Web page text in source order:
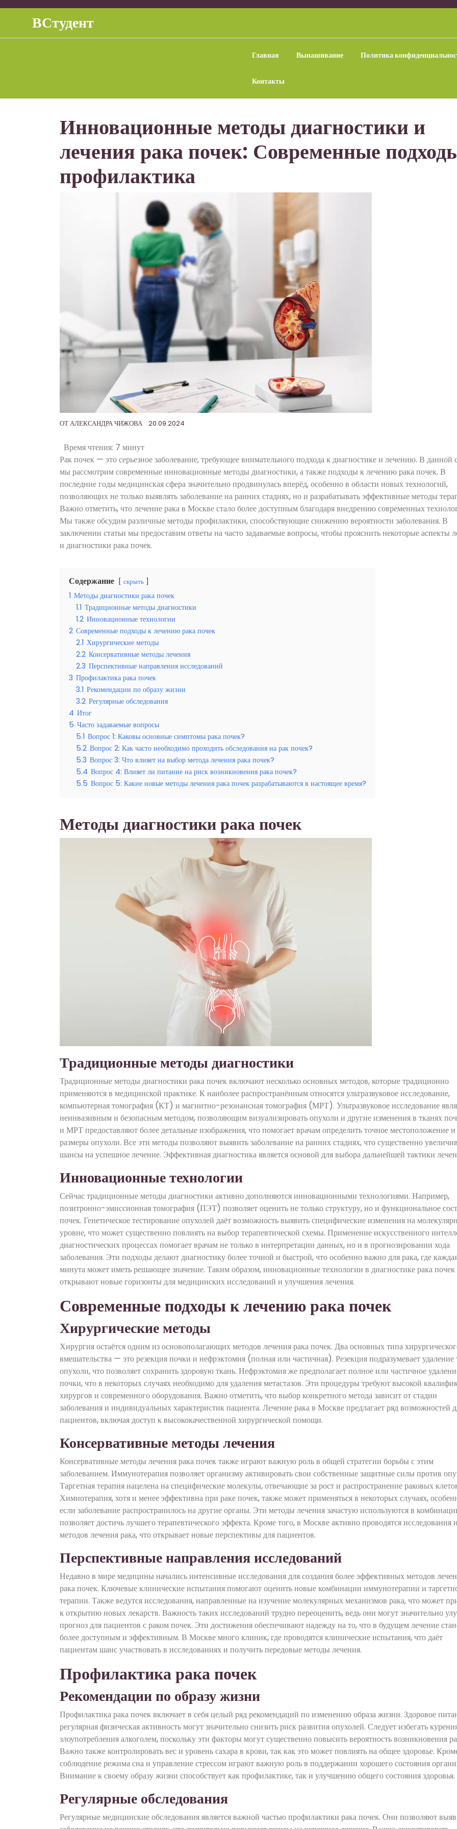
Перейти
содержимомуВСтудент
Главная Вынашивание Политика
Контакты
Инновационные методы диагностики и
лечения рака почек: Современные
профилактика
ОТАЛЕКСАНДРА ЧИЖОВА 20.09.2024
Время чтения: 7 минут
Рак почек — это серьезное заболевание, требующее внимательного подхода к диагностике и лечению. В данной
мы рассмотрим современные инновационные методы диагностики, а также подходы к лечению рака почек. В
последние годы медицинская сфера значительно продвинулась вперёд, особенно в области новых технологий,
позволяющих не только выявлять заболевание на ранних стадиях, но и разрабатывать эффективные методы
Важно отметить, что лечение рака в Москве стало более доступным благодаря внедрению современных
Мы также обсудим различные методы профилактики, способствующие снижению вероятности заболевания. В
заключении статьи мы предоставим ответы на часто задаваемые вопросы, чтобы прояснить некоторые аспекты
и диагностики рака почек.
Содержание скрыть
1 Методы диагностики рака почек
1.1 Традиционные методы диагностики
1.2 Инновационные технологии
2 Современные подходы к лечению рака почек
2.1 Хирургические методы
2.2 Консервативные методы лечения
2.3 Перспективные направления исследований
3 Профилактика рака почек
3.1 Рекомендации по образу жизни
3.2 Регулярные обследования
4 Итог
5 Часто задаваемые вопросы
5.1 Вопрос 1: Каковы основные симптомы рака почек?
5.2 Вопрос 2: Как часто необходимо проходить обследования на рак почек?
5.3 Вопрос 3: Что влияет на выбор метода лечения рака почек?
5.4 Вопрос 4: Влияет ли питание на риск возникновения рака почек?
5.5 Вопрос 5: Какие новые методы лечения рака почек разрабатываются в настоящее время?
Методы диагностики рака почек
Традиционные методы диагностики
Традиционные методы диагностики рака почек включают несколько основных методов, которые традиционно
применяются в медицинской практике. К наиболее распространённым относятся ультразвуковое исследование,
компьютерная томография (КТ) и магнитно-резонансная томография (МРТ). Ультразвуковое исследование
неинвазивным и безопасным методом, позволяющим визуализировать опухоли и другие изменения в тканях
и МРТ предоставляют более детальные изображения, что помогает врачам определить точное местоположение и
размеры опухоли. Все эти методы позволяют выявить заболевание на ранних стадиях, что существенно
шансы на успешное лечение. Эффективная диагностика является основой для выбора дальнейшей тактики
Инновационные технологии
Сейчас традиционные методы диагностики активно дополняются инновационными технологиями. Например,
позитронно-эмиссионная томография (ПЭТ) позволяет оценить не только структуру, но и функциональное
почек. Генетическое тестирование опухолей даёт возможность выявить специфические изменения на
уровне, что может существенно повлиять на выбор терапевтической схемы. Применение искусственного
диагностических процессах помогает врачам не только в интерпретации данных, но и в прогнозировании хода
заболевания. Эти подходы делают диагностику более точной и быстрой, что особенно важно для рака, где
минута может иметь решающее значение. Таким образом, инновационные технологии в диагностике рака почек
открывают новые горизонты для медицинских исследований и улучшения лечения.
Современные подходы к лечению рака почек
Хирургические методы
Хирургия остаётся одним из основополагающих методов лечения рака почек. Два основных типа
вмешательства — это резекция почки и нефрэктомия (полная или частичная). Резекция подразумевает удаление
опухоли, что позволяет сохранить здоровую ткань. Нефрэктомия же предполагает полное или частичное
почки, что в некоторых случаях необходимо для удаления метастазов. Эти процедуры требуют высокой
хирургов и современного оборудования. Важно отметить, что выбор конкретного метода зависит от стадии
заболевания и индивидуальных характеристик пациента. Лечение рака в Москве предлагает ряд возможностей
пациентов, включая доступ к высококачественной хирургической помощи.
Консервативные методы лечения
Консервативные методы лечения рака почек также играют важную роль в общей стратегии борьбы с этим
заболеванием. Иммунотерапия позволяет организму активировать свои собственные защитные силы против
Таргетная терапия нацелена на специфические молекулы, отвечающие за рост и распространение раковых
Химиотерапия, хотя и менее эффективна при раке почек, также может применяться в некоторых случаях,
если заболевание распространилось на другие органы. Эти методы лечения зачастую используются в
позволяет достичь лучшего терапевтического эффекта. Кроме того, в Москве активно проводятся исследования
методов лечения рака, что открывает новые перспективы для пациентов.
Перспективные направления исследований
Недавно в мире медицины начались интенсивные исследования для создания более эффективных методов
рака почек. Ключевые клинические испытания помогают оценить новые комбинации иммунотерапии и
терапии. Также ведутся исследования, направленные на изучение молекулярных механизмов рака, что может
к открытию новых лекарств. Важность таких исследований трудно переоценить, ведь они могут значительно
прогноз для пациентов с раком почек. Эти достижения обеспечивают надежду на то, что в будущем лечение
более доступным и эффективным. В Москве много клиник, где проводятся клинические испытания, что даёт
пациентам шанс участвовать в исследованиях и получить передовые методы лечения.
Профилактика рака почек
Рекомендации по образу жизни
Профилактика рака почек включает в себя целый ряд рекомендаций по изменению образа жизни. Здоровое
регулярная физическая активность могут значительно снизить риск развития опухолей. Следует избегать
злоупотребления алкоголем, поскольку эти факторы могут существенно повысить вероятность возникновения
Важно также контролировать вес и уровень сахара в крови, так как это может повлиять на общее здоровье.
соблюдение режима сна и управление стрессом играют важную роль в поддержании хорошего состояния
Внимание к своему образу жизни способствует как профилактике, так и улучшению общего состояния здоровья.
Регулярные обследования
Регулярные медицинские обследования является важной частью профилактики рака почек. Они позволяют